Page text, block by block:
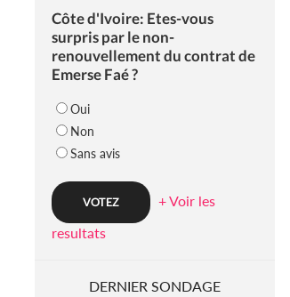
Côte d'Ivoire: Etes-vous
surpris par le non-
renouvellement du contrat de
Emerse Faé ?
Oui
Non
Sans avis
+ Voir les
resultats
DERNIER SONDAGE